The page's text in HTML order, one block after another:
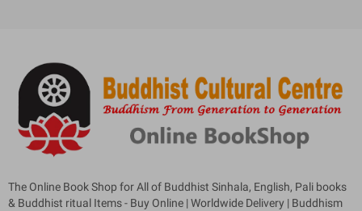
The Online Book Shop for All of Buddhist Sinhala, English, Pali books
& Buddhist ritual Items - Buy Online | Worldwide Delivery | Buddhism